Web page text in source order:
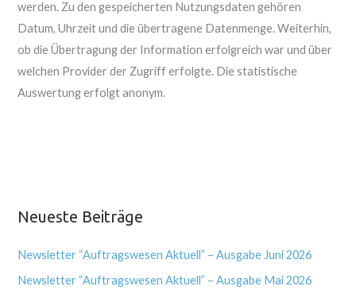
werden. Zu den gespeicherten Nutzungsdaten gehören
Datum, Uhrzeit und die übertragene Datenmenge. Weiterhin,
ob die Übertragung der Information erfolgreich war und über
welchen Provider der Zugriff erfolgte. Die statistische
Auswertung erfolgt anonym.
Neueste Beiträge
Newsletter “Auftragswesen Aktuell” – Ausgabe Juni 2026
Newsletter “Auftragswesen Aktuell” – Ausgabe Mai 2026